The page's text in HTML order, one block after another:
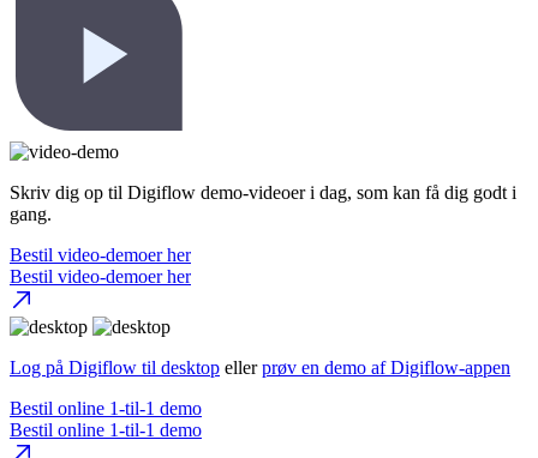
Se Paperflow
Skriv dig op til Digiflow demo-videoer i dag, som kan få dig godt i
gang.
Bestil video-demoer her
Bestil video-demoer her
Log på Digiflow til desktop ellerprøv en demo af Digiflow-appen
Bestil online 1-til-1 demo
Bestil online 1-til-1 demo